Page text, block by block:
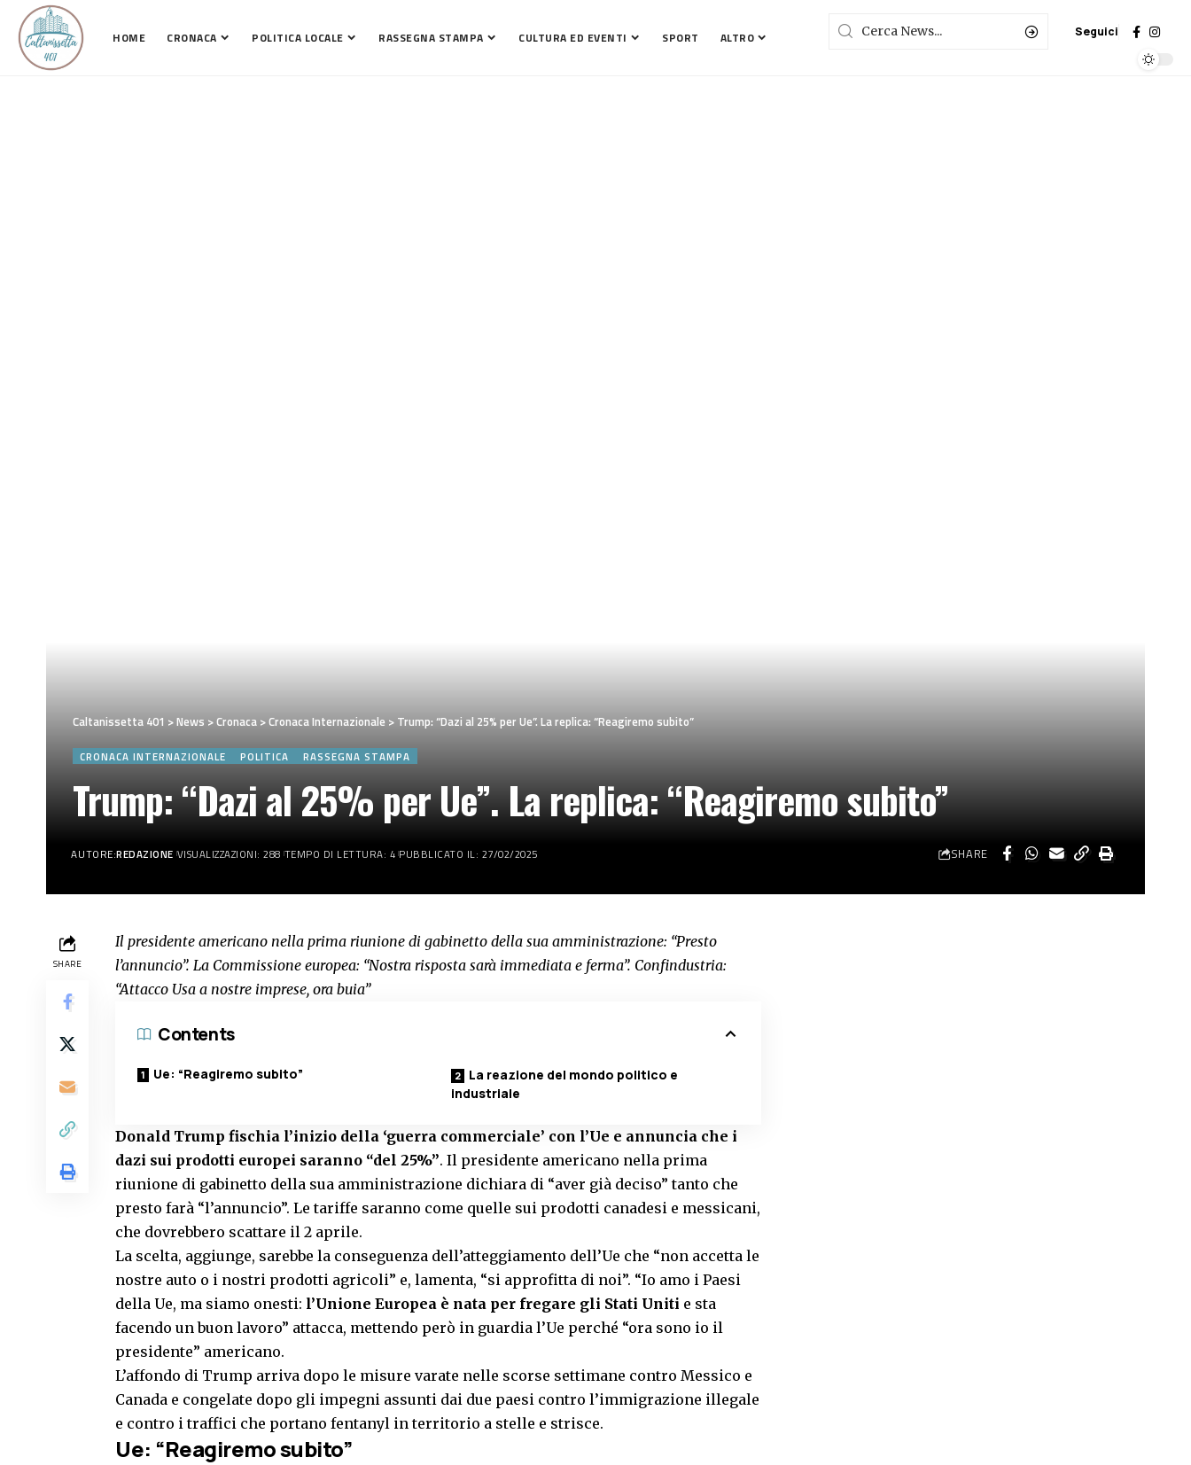
HOME CRONACA POLITICA LOCALE RASSEGNA STAMPA CULTURA ED EVENTI SPORT ALTRO Seguici
Caltanissetta 401 >News >Cronaca >Cronaca Internazionale > Trump: “Dazi al 25% per Ue”. La replica: “Reagiremo subito”
CRONACA INTERNAZIONALE POLITICA RASSEGNA STAMPA
Trump: “Dazi al 25% per Ue”. La replica: “Reagiremo subito”
AUTORE:REDAZIONE VISUALIZZAZIONI: 288 TEMPO DI LETTURA: 4 PUBBLICATO IL: 27/02/2025 SHARE
SHARE
Il presidente americano nella prima riunione di gabinetto della sua amministrazione: “Presto
l’annuncio”. La Commissione europea: “Nostra risposta sarà immediata e ferma”. Confindustria:
“Attacco Usa a nostre imprese, ora buia”
Contents
Ue: “Reagiremo subito”
La reazione del mondo politico e
industriale
Donald Trump fischia l’inizio della ‘guerra commerciale’ con l’Ue e annuncia che i
dazi sui prodotti europei saranno “del 25%”. Il presidente americano nella prima
riunione di gabinetto della sua amministrazione dichiara di “aver già deciso” tanto che
presto farà “l’annuncio”. Le tariffe saranno come quelle sui prodotti canadesi e messicani,
che dovrebbero scattare il 2 aprile.
La scelta, aggiunge, sarebbe la conseguenza dell’atteggiamento dell’Ue che “non accetta le
nostre auto o i nostri prodotti agricoli” e, lamenta, “si approfitta di noi”. “Io amo i Paesi
della Ue, ma siamo onesti: l’Unione Europea è nata per fregare gli Stati Uniti e sta
facendo un buon lavoro” attacca, mettendo però in guardia l’Ue perché “ora sono io il
presidente” americano.
L’affondo di Trump arriva dopo le misure varate nelle scorse settimane contro Messico e
Canada e congelate dopo gli impegni assunti dai due paesi contro l’immigrazione illegale
e contro i traffici che portano fentanyl in territorio a stelle e strisce.
Ue: “Reagiremo subito”